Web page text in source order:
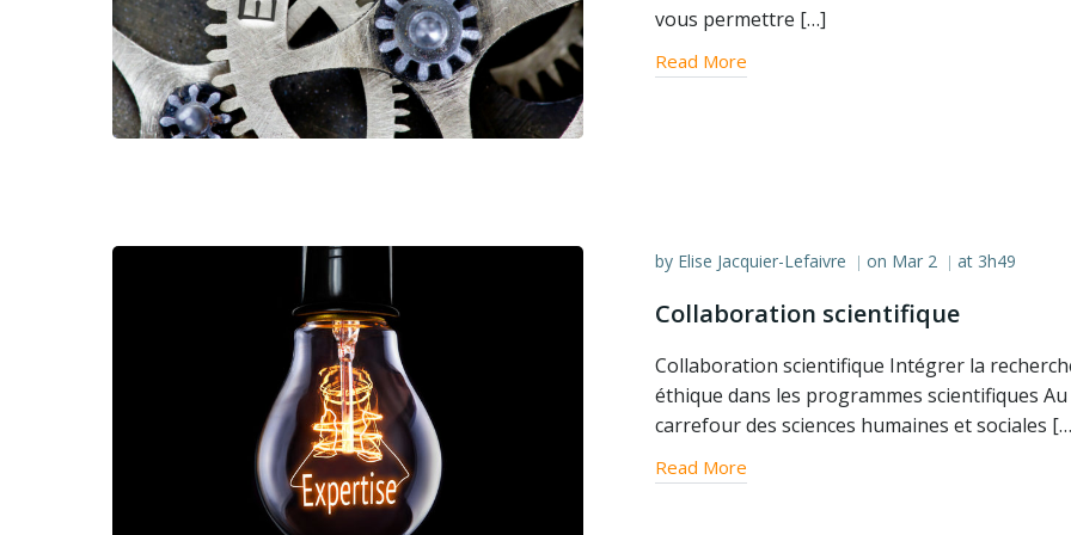
vous permettre […]
Read More
by Elise Jacquier-Lefaivre | on Mar 2 | at 3h49
Collaboration scientifique
Collaboration scientifique Intégrer la
éthique dans les programmes scientifiques Au
carrefour des sciences humaines et sociales
Read More